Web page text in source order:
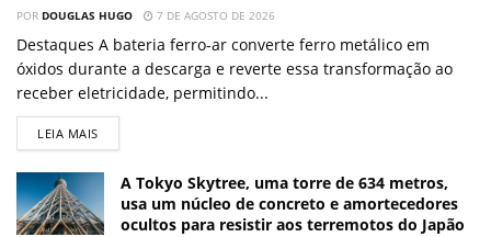
POR DOUGLAS HUGO 7 DE AGOSTO DE 2026
Destaques A bateria ferro-ar converte ferro metálico em
óxidos durante a descarga e reverte essa transformação ao
receber eletricidade, permitindo...
LEIA MAIS
A Tokyo Skytree, uma torre de 634 metros,
usa um núcleo de concreto e amortecedores
ocultos para resistir aos terremotos do Japão